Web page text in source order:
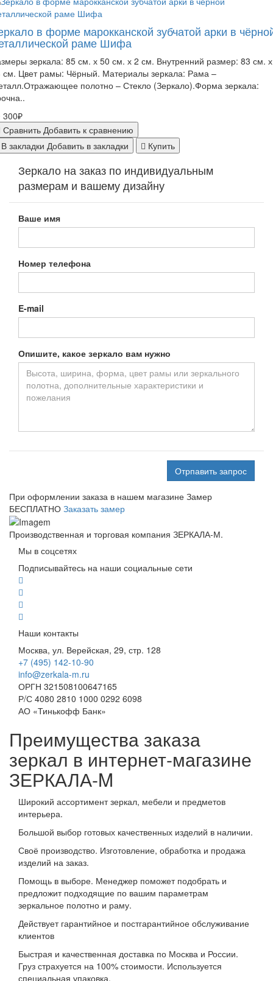
в форме марокканской зубчатой арки в
раме Шифа
зеркала: 85 см. х 50 см. х 2 см. Внутренний размер: 83 см. х
см. Цвет рамы: Чёрный. Материалы зеркала: Рама –
полотно – Стекло (Зеркало).Форма зеркала:
300₽
Сравнить Добавить к сравнению
закладки Добавить в закладки Купить
Зеркало на заказ по индивидуальным
размерам и вашему дизайну
Ваше имя
Номер телефона
E-mail
Опишите, какое зеркало вам нужно
Отрпавить запрос
При оформлении заказа в нашем магазине Замер
БЕСПЛАТНО Заказать замер
Производственная и торговая компания ЗЕРКАЛА-М.
Мы в соцсетях
Подписывайтесь на наши социальные сети
Наши контакты
Москва, ул. Верейская, 29, стр. 128
+7 (495) 142-10-90
info@zerkala-m.ru
ОРГН 321508100647165
Р/С 4080 2810 1000 0292 6098
АО «Тинькофф Банк»
Преимущества заказа
зеркал в интернет-магазине
ЗЕРКАЛА-M
Широкий ассортимент зеркал, мебели и предметов
интерьера.
Большой выбор готовых качественных изделий в наличии.
Своё производство. Изготовление, обработка и продажа
изделий на заказ.
Помощь в выборе. Менеджер поможет подобрать и
предложит подходящие по вашим параметрам
зеркальное полотно и раму.
Действует гарантийное и постгарантийное обслуживание
клиентов
Быстрая и качественная доставка по Москва и России.
Груз страхуется на 100% стоимости. Используется
специальная упаковка.